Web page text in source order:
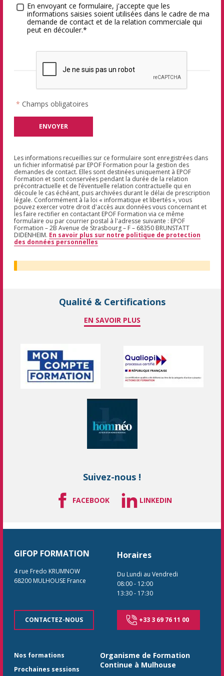
Traitement des données *
En envoyant ce formulaire, j'accepte que les
informations saisies soient utilisées dans le cadre de ma
demande de contact et de la relation commerciale qui
peut en découler.*
* Champs obligatoires
Les informations recueillies sur ce formulaire sont enregistrées dans
un fichier informatisé par EPOF Formation pour la gestion des
demandes de contact. Elles sont destinées uniquement à EPOF
Formation et sont conservées pendant la durée de la relation
précontractuelle et de l’éventuelle relation contractuelle qui en
découle le cas échéant, puis archivées durant le délai de prescription
légale. Conformément à la loi « informatique et libertés », vous
pouvez exercer votre droit d'accès aux données vous concernant et
les faire rectifier en contactant EPOF Formation via ce même
formulaire ou par courrier postal à l'adresse suivante : EPOF
Formation – 2B Avenue de Strasbourg – F – 68350 BRUNSTATT
DIDENHEIM. En savoir plus sur notre politique de protection
des données personnelles
Qualité & Certifications
EN SAVOIR PLUS
Suivez-nous !
FACEBOOK LINKEDIN
GIFOP FORMATION
4 rue Fredo KRUMNOW
68200 MULHOUSE France
CONTACTEZ-NOUS
Horaires
Du Lundi au Vendredi
08:00- 12:00
13:30- 17:30
+33 3 69 76 11 00
Nos formations
Prochaines sessions
Organisme de Formation
Continue à Mulhouse